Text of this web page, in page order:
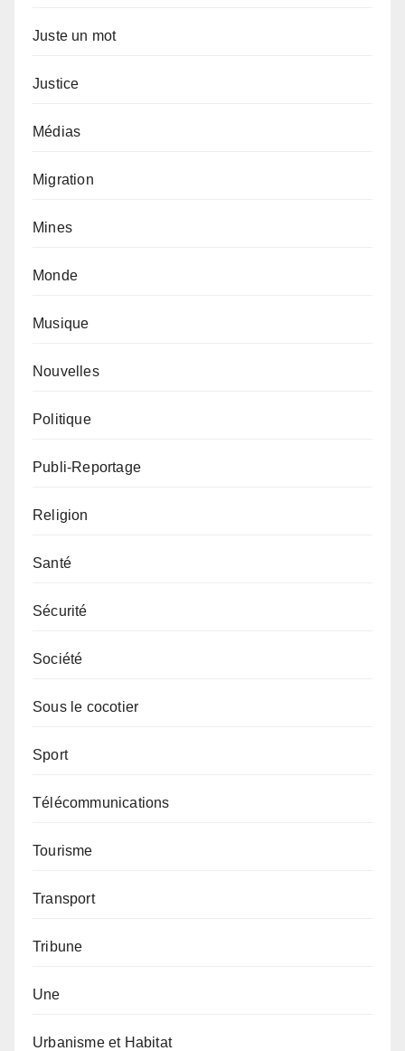
Juste un mot
Justice
Médias
Migration
Mines
Monde
Musique
Nouvelles
Politique
Publi-Reportage
Religion
Santé
Sécurité
Société
Sous le cocotier
Sport
Télécommunications
Tourisme
Transport
Tribune
Une
Urbanisme et Habitat